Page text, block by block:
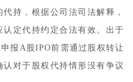
持，根据公司法司法解释，
定代持约定合法有效。出于
报A股IPO前需通过股权转让
对于股权代持情形没有争议